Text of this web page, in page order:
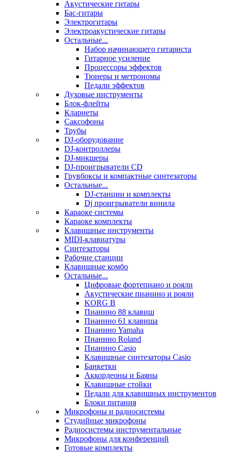
Акустические гитары
Бас-гитары
Электрогитары
Электроакустические гитары
Остальные...
Набор начинающего гитариста
Гитарное усиление
Процессоры эффектов
Тюнеры и метрономы
Педали эффектов
Духовые инструменты
Блок-флейты
Кларнеты
Саксофоны
Трубы
DJ-оборудование
DJ-контроллеры
DJ-микшеры
DJ-проигрыватели CD
Грувбоксы и компактные синтезаторы
Остальные...
DJ-станции и комплекты
Dj проигрыватели винила
Караоке системы
Караоке комплекты
Клавишные инструменты
MIDI-клавиатуры
Синтезаторы
Рабочие станции
Клавишные комбо
Остальные...
Цифровые фортепиано и рояли
Акустические пианино и рояли
KORG B
Пианино 88 клавиш
Пианино 61 клавиша
Пианино Yamaha
Пианино Roland
Пианино Casio
Клавишные синтезаторы Casio
Банкетки
Аккордеоны и Баяны
Клавишные стойки
Педали для клавишных инструментов
Блоки питания
Микрофоны и радиосистемы
Студийные микрофоны
Радиосистемы инструментальные
Микрофоны для конференций
Готовые комплекты